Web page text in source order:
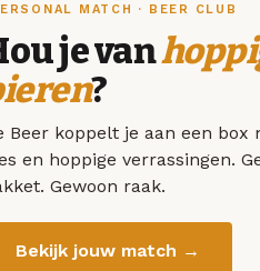
MATCH · BEER CLUB
je van
?
Beer koppelt je aan een box
en hoppige verrassingen.
Gewoon raak.
Bekijk jouw match →